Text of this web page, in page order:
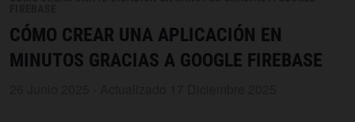
CÓMO CREAR UNA APLICACIÓN EN
MINUTOS GRACIAS A GOOGLE FIREBASE